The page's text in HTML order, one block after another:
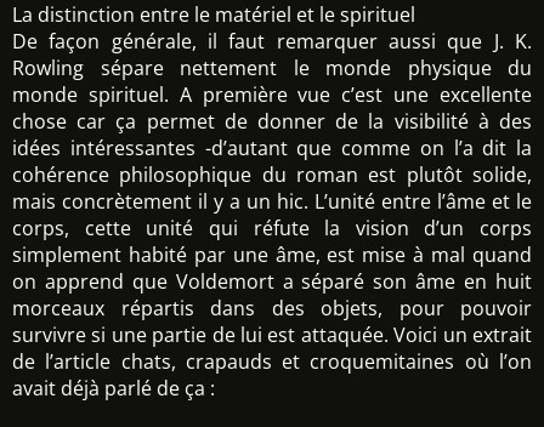
La distinction entre le matériel et le spirituel
De façon générale, il faut remarquer aussi que J. K.
Rowling sépare nettement le monde physique du
monde spirituel. A première vue c’est une excellente
chose car ça permet de donner de la visibilité à des
idées intéressantes -d’autant que comme on l’a dit la
cohérence philosophique du roman est plutôt solide,
mais concrètement il y a un hic. L’unité entre l’âme et le
corps, cette unité qui réfute la vision d’un corps
simplement habité par une âme, est mise à mal quand
on apprend que Voldemort a séparé son âme en huit
morceaux répartis dans des objets, pour pouvoir
survivre si une partie de lui est attaquée. Voici un extrait
de l’article chats, crapauds et croquemitaines où l’on
avait déjà parlé de ça :